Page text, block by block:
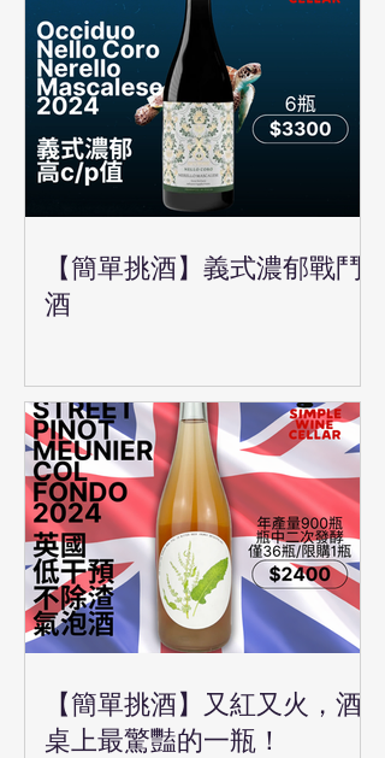
【簡單挑酒】義式濃郁戰鬥
酒
【簡單挑酒】又紅又火，酒
桌上最驚豔的一瓶！